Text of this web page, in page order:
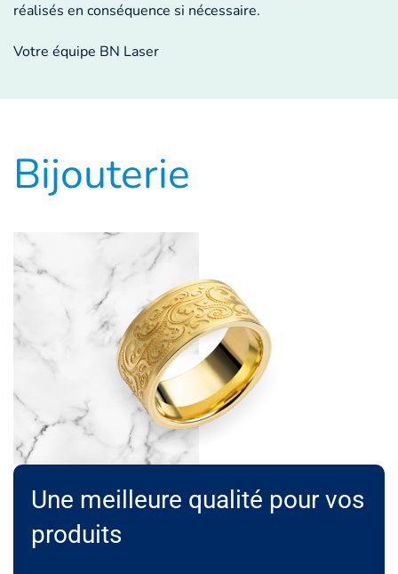
réalisés en conséquence si nécessaire.
Votre équipe BN Laser
Bijouterie
Une meilleure qualité pour vos
produits